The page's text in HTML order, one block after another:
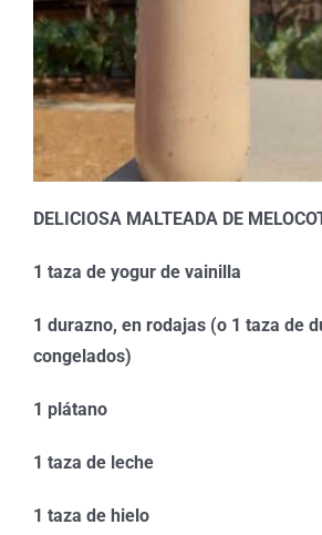
DELICIOSA MALTEADA DE
1 taza de yogur de vainilla
1 durazno, en rodajas (o 1 taza de
congelados)
1 plátano
1 taza de leche
1 taza de hielo